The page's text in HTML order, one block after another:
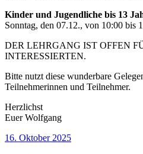
Kinder und Jugendliche bis 13
Sonntag, den 07.12., von 10:00 bis
DER LEHRGANG IST OFFEN
INTERESSIERTEN.
Bitte nutzt diese wunderbare
Teilnehmerinnen und Teilnehmer.
Herzlichst
Euer Wolfgang
Veröffentlicht
16. Oktober 2025